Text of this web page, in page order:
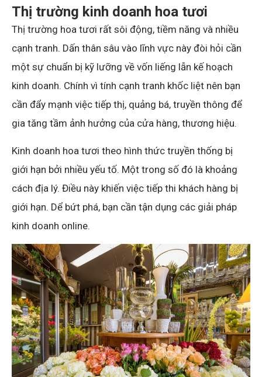
Thị trường kinh doanh hoa tươi
Thị trường hoa tươi rất sôi động, tiềm năng và nhiều
cạnh tranh. Dấn thân sâu vào lĩnh vực này đòi hỏi cần
một sự chuẩn bị kỹ lưỡng về vốn liếng lẫn kế hoạch
kinh doanh. Chính vì tính cạnh tranh khốc liệt nên bạn
cần đẩy mạnh việc tiếp thị, quảng bá, truyền thông để
gia tăng tầm ảnh hưởng của cửa hàng, thương hiệu.
Kinh doanh hoa tươi theo hình thức truyền thống bị
giới hạn bởi nhiều yếu tố. Một trong số đó là khoảng
cách địa lý. Điều này khiến việc tiếp thi khách hàng bị
giới hạn. Dể bứt phá, bạn cần tận dụng các giải pháp
kinh doanh online.